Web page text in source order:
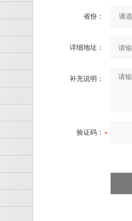
省份：
详细地址：
补充说明：
验证码：